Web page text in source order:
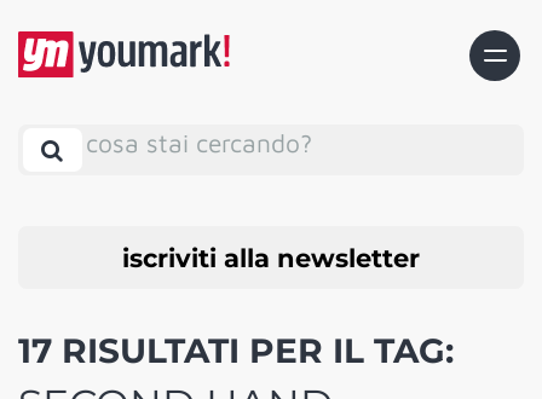
cosa stai cercando?
iscriviti alla newsletter
17 RISULTATI PER IL TAG: